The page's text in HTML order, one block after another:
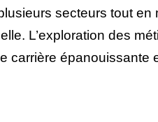
secteurs tout en
L’exploration des
carrière épanouissante